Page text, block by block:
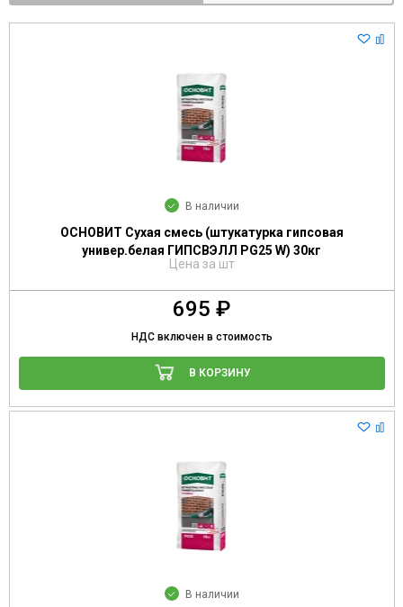
В наличии
ОСНОВИТ Сухая смесь (штукатурка гипсовая
универ.белая ГИПСВЭЛЛ PG25 W) 30кг
Цена за шт
695 ₽
НДС включен в стоимость
В КОРЗИНУ
В наличии